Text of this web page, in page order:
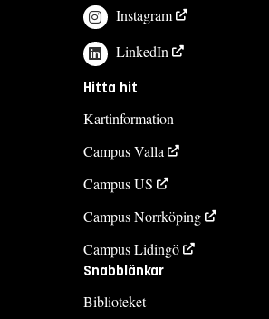
Instagram
LinkedIn
Hitta hit
Kartinformation
Campus Valla
Campus US
Campus Norrköping
Campus Lidingö
Snabblänkar
Biblioteket